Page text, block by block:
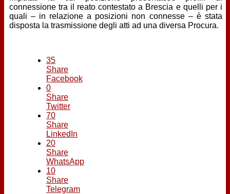
connessione tra il reato contestato a Brescia e quelli per i
quali – in relazione a posizioni non connesse – è stata
disposta la trasmissione degli atti ad una diversa Procura.
35
Share
Facebook
0
Share
Twitter
70
Share
LinkedIn
20
Share
WhatsApp
10
Share
Telegram